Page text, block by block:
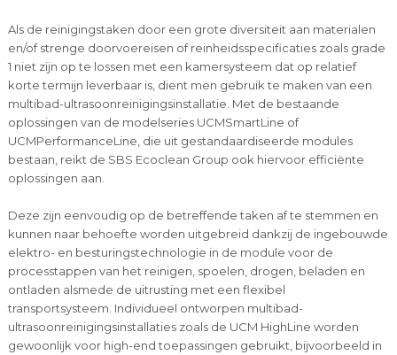
Als de reinigingstaken door een grote diversiteit aan materialen
en/of strenge doorvoereisen of reinheidsspecificaties zoals grade
1 niet zijn op te lossen met een kamersysteem dat op relatief
korte termijn leverbaar is, dient men gebruik te maken van een
multibad-ultrasoonreinigingsinstallatie. Met de bestaande
oplossingen van de modelseries UCMSmartLine of
UCMPerformanceLine, die uit gestandaardiseerde modules
bestaan, reikt de SBS Ecoclean Group ook hiervoor efficiënte
oplossingen aan.
Deze zijn eenvoudig op de betreffende taken af te stemmen en
kunnen naar behoefte worden uitgebreid dankzij de ingebouwde
elektro- en besturingstechnologie in de module voor de
processtappen van het reinigen, spoelen, drogen, beladen en
ontladen alsmede de uitrusting met een flexibel
transportsysteem. Individueel ontworpen multibad-
ultrasoonreinigingsinstallaties zoals de UCM HighLine worden
gewoonlijk voor high-end toepassingen gebruikt, bijvoorbeeld in